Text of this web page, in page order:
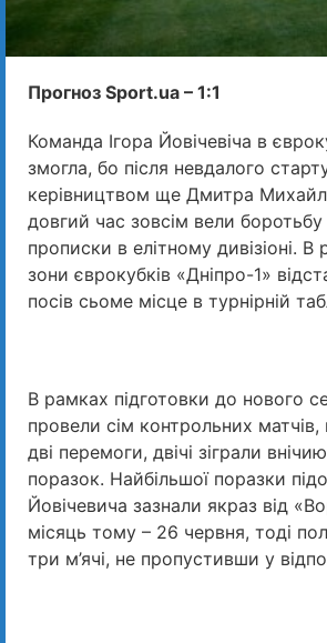
Прогноз Sport.ua – 1:1
Команда Ігора Йовічевіча в
змогла, бо після невдалого
керівництвом ще Дмитра
довгий час зовсім вели
прописки в елітному дивізіоні. В
зони єврокубків «Дніпро-1»
посів сьоме місце в турнірній
В рамках підготовки до нового
провели сім контрольних
дві перемоги, двічі зіграли
поразок. Найбільшої поразки
Йовічевича зазнали якраз від
місяць тому – 26 червня, тоді
три м’ячі, не пропустивши у